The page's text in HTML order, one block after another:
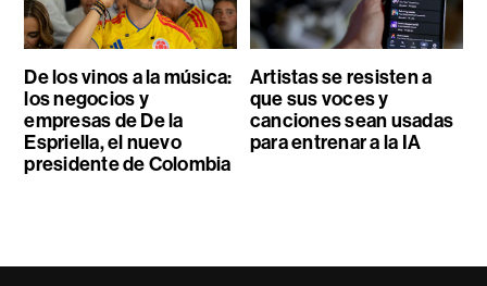
De los vinos a la música:
los negocios y
empresas de De la
Espriella, el nuevo
presidente de Colombia
Artistas se resisten a
que sus voces y
canciones sean usadas
para entrenar a la IA